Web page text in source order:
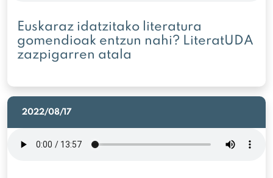
Euskaraz idatzitako literatura
gomendioak entzun nahi? LiteratUDA
zazpigarren atala
2022/08/17